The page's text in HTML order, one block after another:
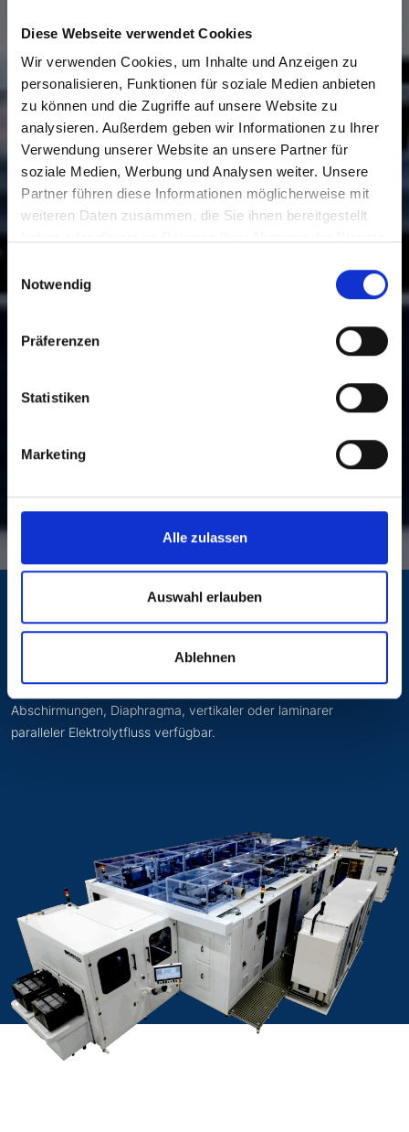
Diese Webseite verwendet Cookies
Wir verwenden Cookies, um Inhalte und Anzeigen zu
personalisieren, Funktionen für soziale Medien anbieten
zu können und die Zugriffe auf unsere Website zu
analysieren. Außerdem geben wir Informationen zu Ihrer
Verwendung unserer Website an unsere Partner für
soziale Medien, Werbung und Analysen weiter. Unsere
Partner führen diese Informationen möglicherweise mit
weiteren Daten zusammen, die Sie ihnen bereitgestellt
Notwendig
Präferenzen
Statistiken
Marketing
Alle zulassen
Auswahl erlauben
Ablehnen
Galvanisierung
berührungslosen Galvanik-Cluster. Für verschiedene
Beschichtungsanwendungen sind einstellbare
Abschirmungen, Diaphragma, vertikaler oder laminarer
paralleler Elektrolytfluss verfügbar.